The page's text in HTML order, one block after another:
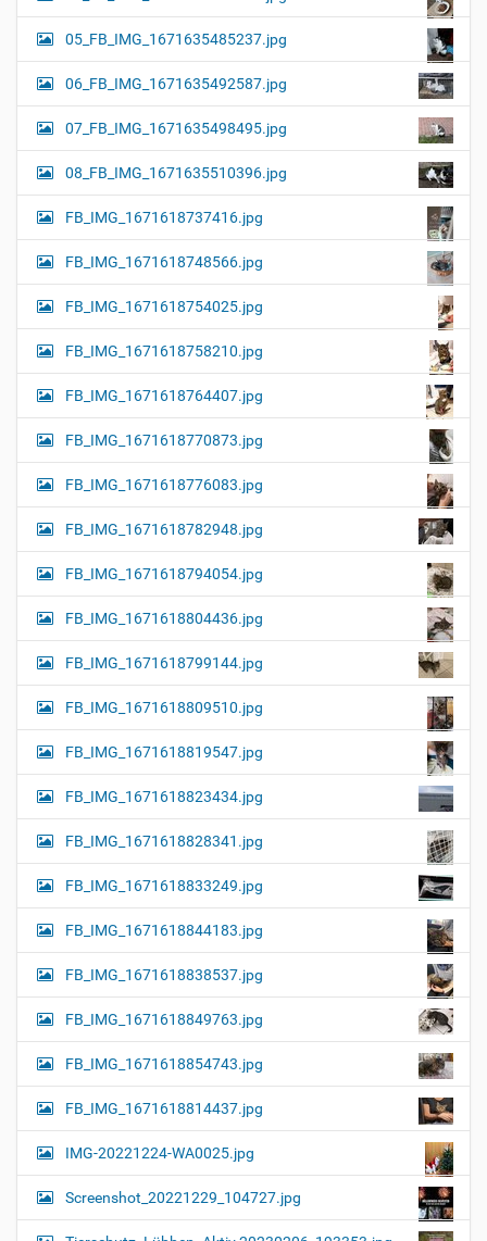
05_FB_IMG_1671635485237.jpg
06_FB_IMG_1671635492587.jpg
07_FB_IMG_1671635498495.jpg
08_FB_IMG_1671635510396.jpg
FB_IMG_1671618737416.jpg
FB_IMG_1671618748566.jpg
FB_IMG_1671618754025.jpg
FB_IMG_1671618758210.jpg
FB_IMG_1671618764407.jpg
FB_IMG_1671618770873.jpg
FB_IMG_1671618776083.jpg
FB_IMG_1671618782948.jpg
FB_IMG_1671618794054.jpg
FB_IMG_1671618804436.jpg
FB_IMG_1671618799144.jpg
FB_IMG_1671618809510.jpg
FB_IMG_1671618819547.jpg
FB_IMG_1671618823434.jpg
FB_IMG_1671618828341.jpg
FB_IMG_1671618833249.jpg
FB_IMG_1671618844183.jpg
FB_IMG_1671618838537.jpg
FB_IMG_1671618849763.jpg
FB_IMG_1671618854743.jpg
FB_IMG_1671618814437.jpg
IMG-20221224-WA0025.jpg
Screenshot_20221229_104727.jpg